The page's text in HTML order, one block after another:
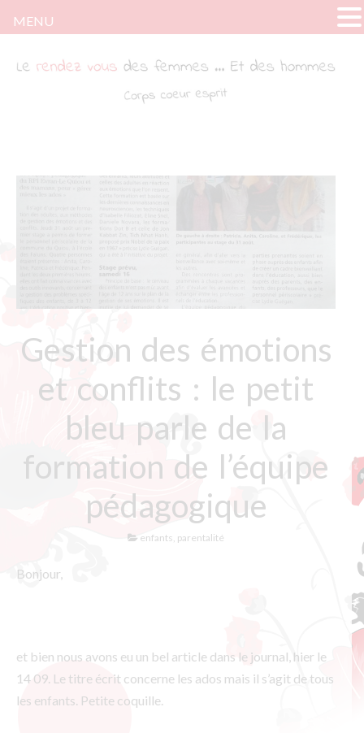
Le rendez-vous des femmes
Tout ce dont parlent les femmes … Sauf de
fringues. (Quoique)
Gestion des émotions
et conflits : le petit
bleu parle de la
formation de l’équipe
pédagogique
enfants, parentalité
Bonjour,
et bien nous avons eu un bel article dans le journal, hier le
14 09. Le titre écrit concerne les ados mais il s’agit de tous
les enfants. Petite coquille.
MENU